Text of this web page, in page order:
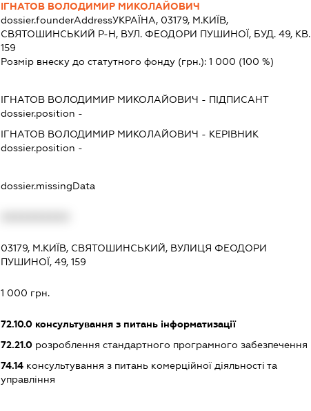
ІГНАТОВ ВОЛОДИМИР МИКОЛАЙОВИЧ
dossier.founderAddressУКРАЇНА, 03179, М.КИЇВ,
СВЯТОШИНСЬКИЙ Р-Н, ВУЛ. ФЕОДОРИ ПУШИНОЇ, БУД. 49, КВ.
159
Розмір внеску до статутного фонду (грн.):1 000 (100 %)
ІГНАТОВ ВОЛОДИМИР МИКОЛАЙОВИЧ - ПІДПИСАНТ
dossier.position -
ІГНАТОВ ВОЛОДИМИР МИКОЛАЙОВИЧ - КЕРІВНИК
dossier.position -
dossier.missingData
03179, М.КИЇВ, СВЯТОШИНСЬКИЙ, ВУЛИЦЯ ФЕОДОРИ
ПУШИНОЇ, 49, 159
1 000 грн.
72.10.0 консультування з питань інформатизації
72.21.0 розроблення стандартного програмного забезпечення
74.14 консультування з питань комерційної діяльності та
управління